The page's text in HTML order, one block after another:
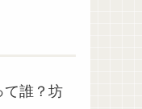
て誰？坊